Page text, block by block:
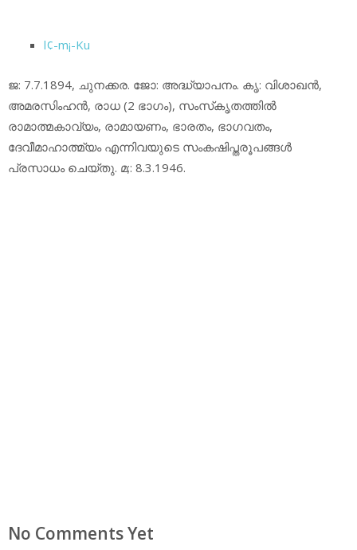
l¢-m¡-Ku
ജ: 7.7.1894, ചുനക്കര. ജോ: അദ്ധ്യാപനം. കൃ: വിശാഖന്‍,
അമരസിംഹന്‍, രാധ (2 ഭാഗം), സംസ്‌കൃതത്തില്‍
രാമാത്മകാവ്യം, രാമായണം, ഭാരതം, ഭാഗവതം,
ദേവീമാഹാത്മ്യം എന്നിവയുടെ സംകഷിപ്തരൂപങ്ങള്‍
പ്രസാധം ചെയ്തു. മ;: 8.3.1946.
No Comments Yet